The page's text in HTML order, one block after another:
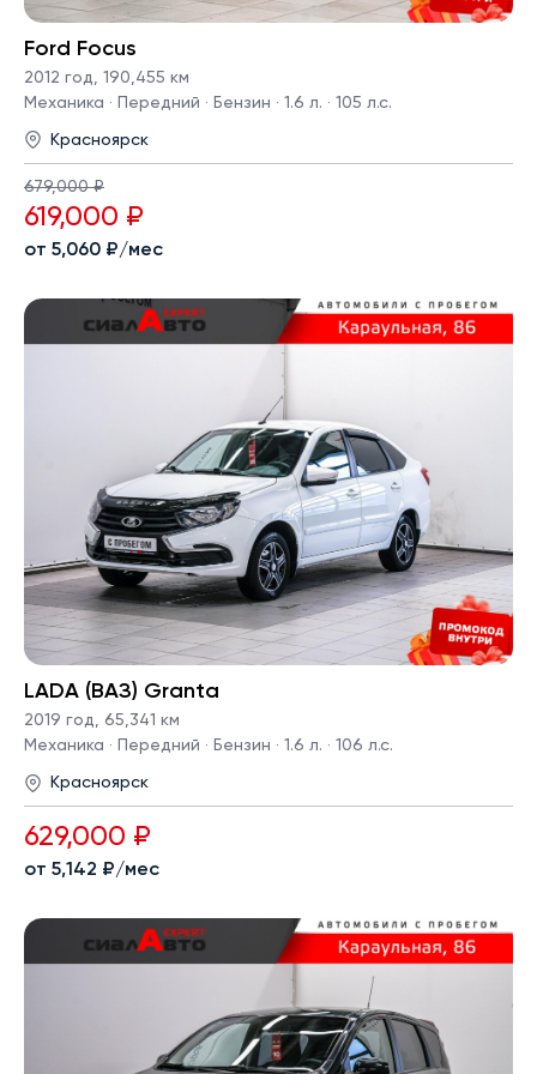
Ford Focus
2012 год, 190,455 км
Механика · Передний · Бензин · 1.6 л. · 105 л.с.
Красноярск
679,000 ₽
619,000 ₽
от 5,060 ₽/мес
LADA (ВАЗ) Granta
2019 год, 65,341 км
Механика · Передний · Бензин · 1.6 л. · 106 л.с.
Красноярск
629,000 ₽
от 5,142 ₽/мес